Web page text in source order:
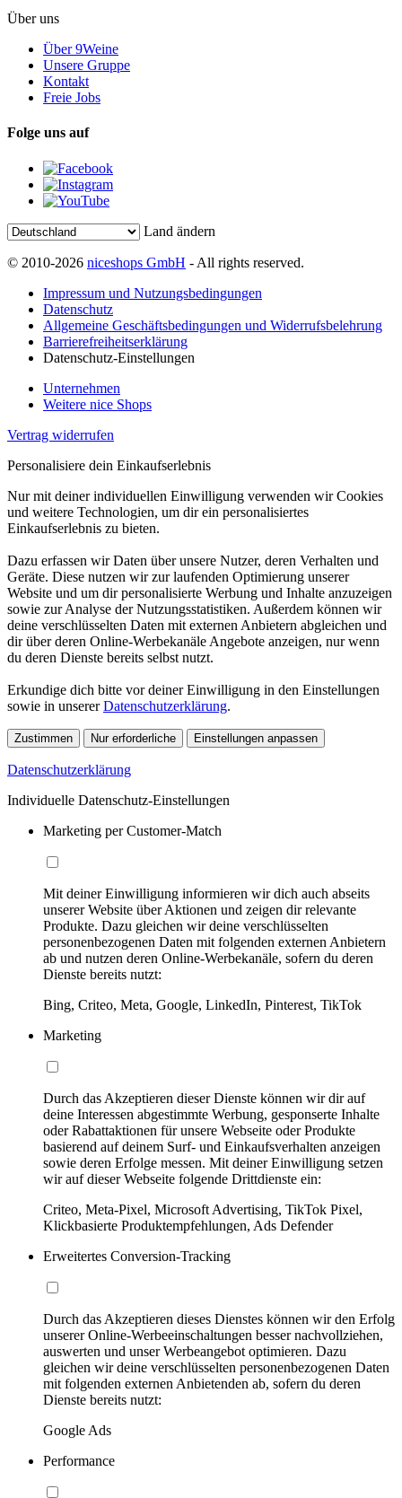
Über uns
Über 9Weine
Unsere Gruppe
Kontakt
Freie Jobs
Folge uns auf
Land ändern
© 2010-2026 niceshops GmbH - All rights reserved.
Impressum und Nutzungsbedingungen
Datenschutz
Allgemeine Geschäftsbedingungen und Widerrufsbelehrung
Barrierefreiheitserklärung
Datenschutz-Einstellungen
Unternehmen
Weitere nice Shops
Vertrag widerrufen
Personalisiere dein Einkaufserlebnis
Nur mit deiner individuellen Einwilligung verwenden wir Cookies
und weitere Technologien, um dir ein personalisiertes
Einkaufserlebnis zu bieten.
Dazu erfassen wir Daten über unsere Nutzer, deren Verhalten und
Geräte. Diese nutzen wir zur laufenden Optimierung unserer
Website und um dir personalisierte Werbung und Inhalte anzuzeigen
sowie zur Analyse der Nutzungsstatistiken. Außerdem können wir
deine verschlüsselten Daten mit externen Anbietern abgleichen und
dir über deren Online-Werbekanäle Angebote anzeigen, nur wenn
du deren Dienste bereits selbst nutzt.
Erkundige dich bitte vor deiner Einwilligung in den Einstellungen
sowie in unsererDatenschutzerklärung.
Zustimmen Nur erforderliche Einstellungen anpassen
Datenschutzerklärung
Individuelle Datenschutz-Einstellungen
Marketing per Customer-Match
Mit deiner Einwilligung informieren wir dich auch abseits
unserer Website über Aktionen und zeigen dir relevante
Produkte. Dazu gleichen wir deine verschlüsselten
personenbezogenen Daten mit folgenden externen Anbietern
ab und nutzen deren Online-Werbekanäle, sofern du deren
Dienste bereits nutzt:
Bing, Criteo, Meta, Google, LinkedIn, Pinterest, TikTok
Marketing
Durch das Akzeptieren dieser Dienste können wir dir auf
deine Interessen abgestimmte Werbung, gesponserte Inhalte
oder Rabattaktionen für unsere Webseite oder Produkte
basierend auf deinem Surf- und Einkaufsverhalten anzeigen
sowie deren Erfolge messen. Mit deiner Einwilligung setzen
wir auf dieser Webseite folgende Drittdienste ein:
Criteo, Meta-Pixel, Microsoft Advertising, TikTok Pixel,
Klickbasierte Produktempfehlungen, Ads Defender
Erweitertes Conversion-Tracking
Durch das Akzeptieren dieses Dienstes können wir den Erfolg
unserer Online-Werbeeinschaltungen besser nachvollziehen,
auswerten und unser Werbeangebot optimieren. Dazu
gleichen wir deine verschlüsselten personenbezogenen Daten
mit folgenden externen Anbietenden ab, sofern du deren
Dienste bereits nutzt:
Google Ads
Performance